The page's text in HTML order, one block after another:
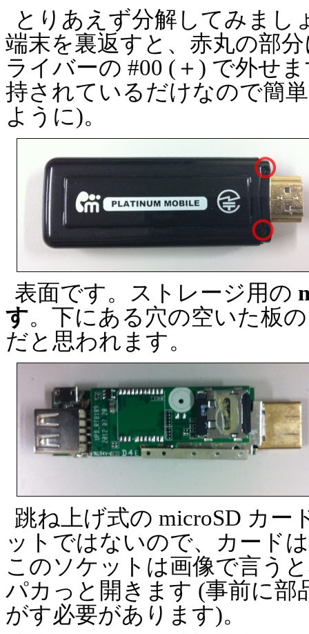
とりあえず分解してみま
端末を裏返すと、赤丸の部
ライバーの #00 (＋) で外せ
持されているだけなので簡
ように)。
表面です。ストレージ用の
す。下にある穴の空いた板
だと思われます。
跳ね上げ式の microSD カ
ットではないので、カード
このソケットは画像で言う
パカっと開きます (事前に部
がす必要があります)。